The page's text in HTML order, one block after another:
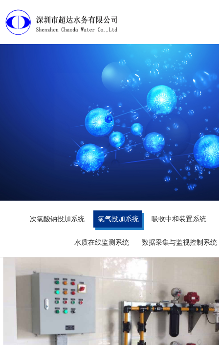
首页
产品展示
工程案例
淘宝店铺
下载中心
视频管理
走近超达
公司简介
超达标识
组织机构
企业文化
联系我们
次氯酸钠投加系统 氯气投加系统 吸收中和装置系统
水质在线监测系统 数据采集与监视控制系统